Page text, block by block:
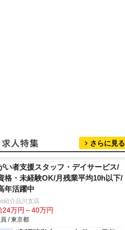
さらに見る
い者支援スタッフ・デイサービス/
格・未経験OK/月残業平均10h以下/
年活躍中
紹介品川支店
24万円～40万円
/ 東京都